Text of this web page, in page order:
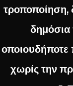
οποιουδήποτε
χωρίς την